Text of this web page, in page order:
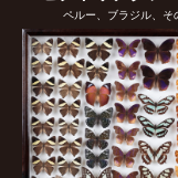
ペルー、ブラジル、そ